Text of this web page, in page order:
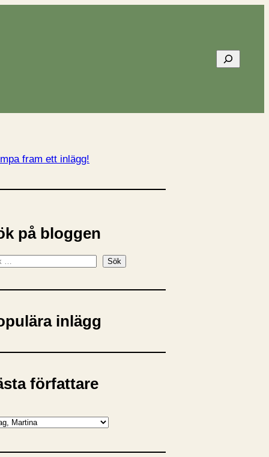
Sök
fram ett inlägg!
på bloggen
Sök
inlägg
författare